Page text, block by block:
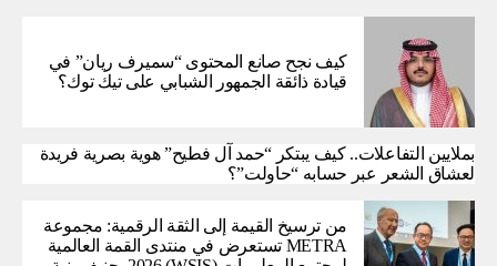
كيف نجح صانع المحتوى “سميرف ريان” في
قيادة ذائقة الجمهور الشبابي على تيك توك؟
بملايين التفاعلات.. كيف يبتكر “حمد آل فطيح” هوية بصرية فريدة
لعشاق الشعر عبر حسابه “حاولت”؟
من ترسيخ القيمة إلى الثقة الرقمية: مجموعة
METRA تستعرض في منتدى القمة العالمية